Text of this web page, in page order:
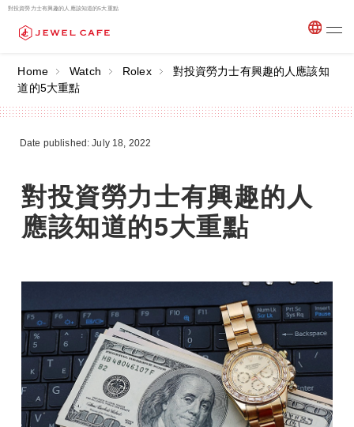
對投資勞力士有興趣的人應該知道的5大重點
Home Watch Rolex
對投資勞力士有興趣的人應該知
道的5大重點
Date published: July 18, 2022
對投資勞力士有興趣的人
應該知道的5大重點